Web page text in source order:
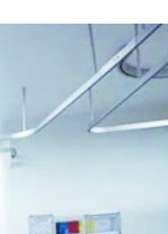
En ucuz sigara 120 TL, en